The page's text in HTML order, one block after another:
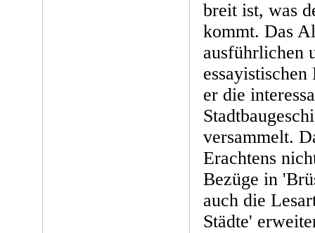
breit ist, was
kommt. Das
ausführlichen
er die
versammelt.
Erachtens
Bezüge in
auch die
Städte'